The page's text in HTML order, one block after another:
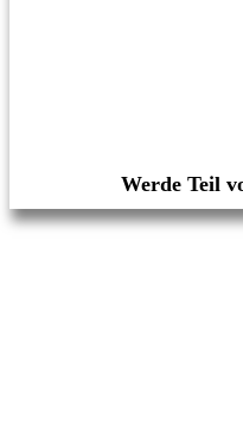
Werde Teil